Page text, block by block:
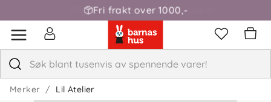
Fri frakt over 1000,-
Merker Lil Atelier